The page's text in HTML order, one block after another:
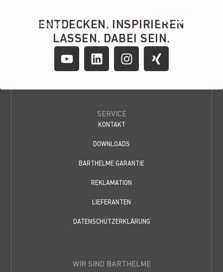
ENTDECKEN. INSPIRIEREN
LASSEN. DABEI SEIN.
SERVICE
KONTAKT
DOWNLOADS
BARTHELME GARANTIE
REKLAMATION
LIEFERANTEN
DATENSCHUTZERKLÄRUNG
WIR SIND BARTHELME